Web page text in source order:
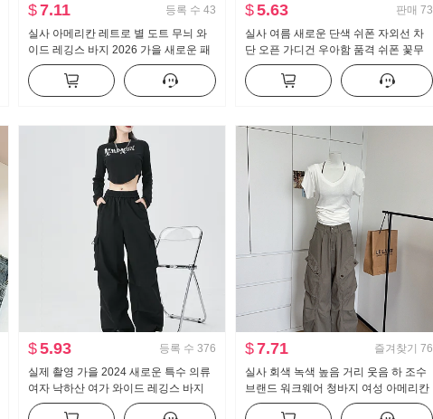
$7.11 등록 수 43
실사 아메리칸 레트로 별 도트 무늬 와
이드 레깅스 바지 2026 가을 새로운 패
션 루즈핏 슬림해 보이는 캐주얼 바지
$5.63 판매 73
실사 여름 새로운 단색 쉬폰 자외선 차
단 오픈 가디건 우아함 품격 쉬폰 꽃무
늬 여성 드레스 투피스 세트
$5.93 등록 수 376
실제 촬영 가을 2024 새로운 특수 의류
여자 낙하산 여가 와이드 레깅스 바지
높은 허리 미국인 작은 남자 스포츠 바
$7.71 즐겨찾기 76
실사 회색 녹색 높음 거리 웃음 하 조수
브랜드 워크웨어 청바지 여성 아메리칸
레트로 루즈핏 바닥 청소 캐주얼 바지